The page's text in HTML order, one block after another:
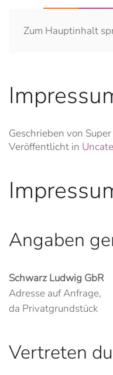
Zum Hauptinhalt
Geschrieben von
Veröffentlicht in
Angaben
Schwarz Ludwig GbR
Adresse auf Anfrage,
da Privatgrundstück
Vertreten